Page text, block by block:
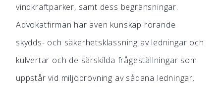
vindkraftparker, samt dess begränsningar.
Advokatfirman har även kunskap rörande
skydds- och säkerhetsklassning av ledningar och
kulvertar och de särskilda frågeställningar som
uppstår vid miljöprövning av sådana ledningar.